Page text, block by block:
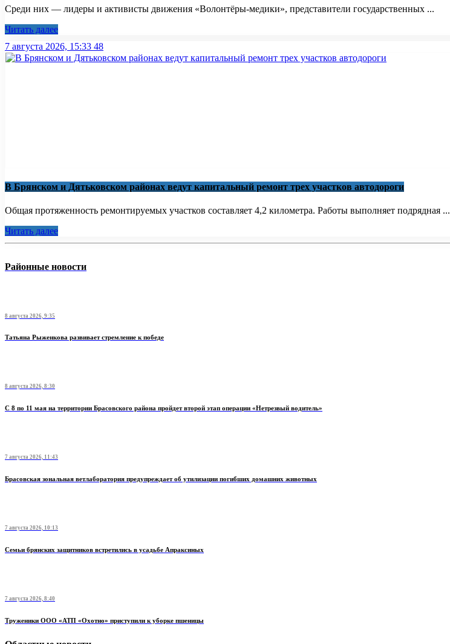
Среди них — лидеры и активисты движения «Волонтёры-медики», представители государственных ...
Читать далее
7 августа 2026, 15:33 48
В Брянском и Дятьковском районах ведут капитальный ремонт трех участков автодороги
Общая протяженность ремонтируемых участков составляет 4,2 километра. Работы выполняет подрядная ...
Читать далее
Районные новости
8 августа 2026, 9:35
Татьяна Рыженкова развивает стремление к победе
8 августа 2026, 8:30
С 8 по 11 мая на территории Брасовского района пройдет второй этап операции «Нетрезвый водитель»
7 августа 2026, 11:43
Брасовская зональная ветлаборатория предупреждает об утилизации погибших домашних животных
7 августа 2026, 10:13
Семьи брянских защитников встретились в усадьбе Апраксиных
7 августа 2026, 8:40
Труженики ООО «АТП «Охотно» приступили к уборке пшеницы